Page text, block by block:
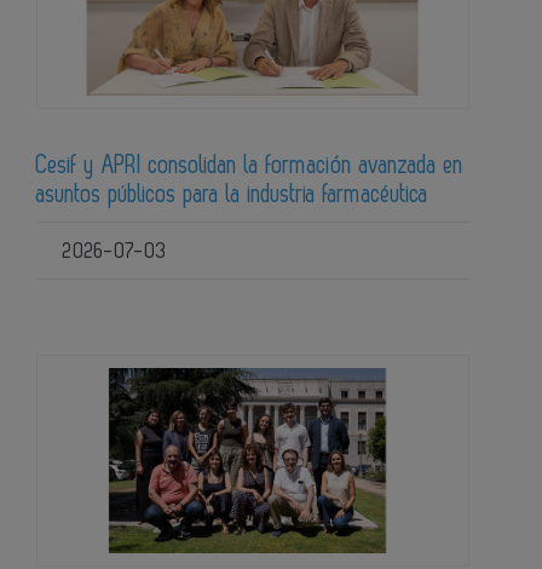
Cesif y APRI consolidan la formación avanzada en
asuntos públicos para la industria farmacéutica
2026-07-03